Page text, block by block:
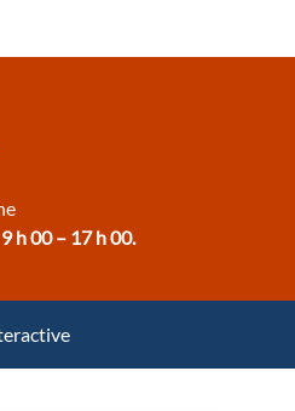
9 h 00 – 17 h 00.